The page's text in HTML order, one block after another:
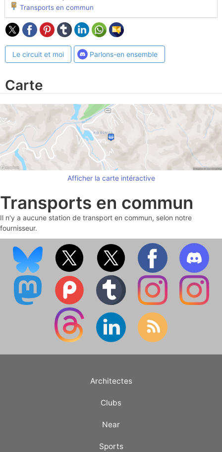
Transports en commun
Le circuit et moi Parlons-en ensemble
Carte
Afficher la carte intéractive
Transports en commun
Il n'y a aucune station de transport en commun, selon notre
fournisseur.
Architectes
Clubs
Near
Sports